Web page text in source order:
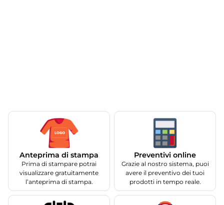
Anteprima di stampa
Prima di stampare potrai
visualizzare gratuitamente
l’anteprima di stampa.
Preventivi online
Grazie al nostro sistema, puoi
avere il preventivo dei tuoi
prodotti in tempo reale.